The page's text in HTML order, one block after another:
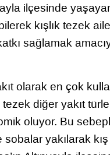
ilçesinde
kışlık tezek aile
sağlamak
olarak en çok
diğer yakıt
oluyor. Bu
yakılarak kış